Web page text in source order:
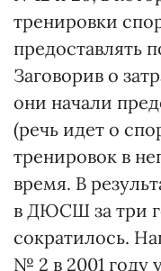
тренировки
предоставлять
Заговорив о
они начали
(речь идет о
тренировок в
время. В
в ДЮСШ за три
сократилось.
№ 2 в 2001 году